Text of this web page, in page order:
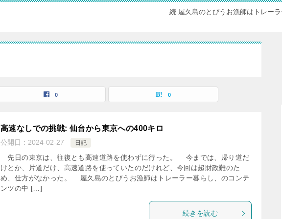
続 屋久島のとびうお漁師はトレー
0 0
高速なしでの挑戦: 仙台から東京への400キロ
公開日： 2024-02-27 日記
先日の東京は、往復とも高速道路を使わずに行った。 今までは、帰り道だ
けとか、片道だけ、高速道路を使っていたのだけれど、今回は超財政難のた
め、仕方がなかった。 屋久島のとびうお漁師はトレーラー暮らし、のコンテ
ンツの中 […]
続きを読む